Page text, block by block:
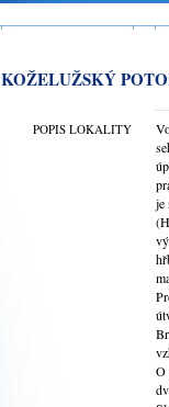
KOŽELUŽSKÝ
POPIS LOKALITY
je
O